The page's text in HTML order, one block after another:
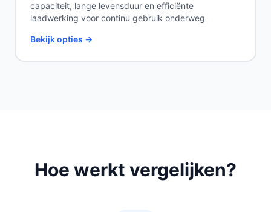
capaciteit, lange levensduur en efficiënte
laadwerking voor continu gebruik onderweg
Bekijk opties →
Hoe werkt vergelijken?